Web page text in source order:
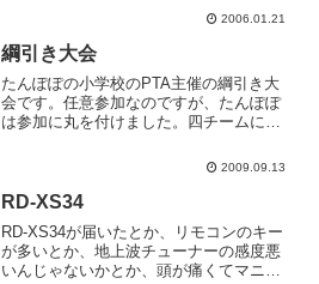
建て売りの家が今日から見学会なので、
2006.01.21
綱引き大会
たんぽぽの小学校のPTA主催の綱引き大
会です。任意参加なのですが、たんぽぽ
は参加に丸を付けました。四チームに別
が、たんぽぽの赤チームはビリでした。
そうだったんですが。保...
2009.09.13
RD-XS34
RD-XS34が届いたとか、リモコンのキー
が多いとか、地上波チューナーの感度悪
いんじゃないかとか、頭が痛くてマニュ